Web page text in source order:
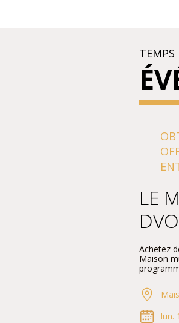
TEMPS
LE
Achetez
Maison
lun.